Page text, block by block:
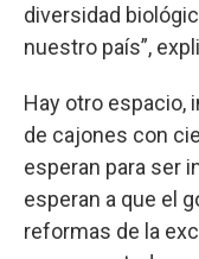
diversidad
nuestro país”,
Hay otro espacio,
de cajones con
esperan para ser
esperan a que el
reformas de la